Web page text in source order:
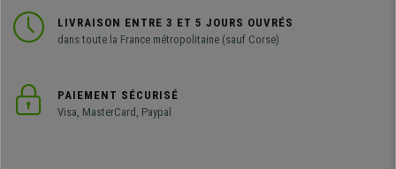
LIVRAISON ENTRE 3 ET 5 JOURS OUVRÉS
dans toute la France métropolitaine (sauf Corse)
PAIEMENT SÉCURISÉ
Visa, MasterCard, Paypal